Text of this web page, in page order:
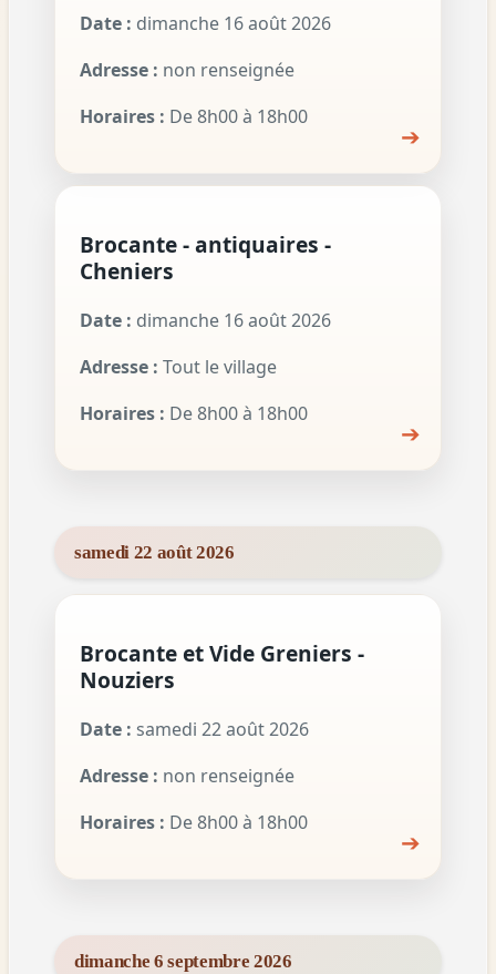
Date : dimanche 16 août 2026
Adresse : non renseignée
Horaires : De 8h00 à 18h00
➔
Brocante - antiquaires -
Cheniers
Date : dimanche 16 août 2026
Adresse : Tout le village
Horaires : De 8h00 à 18h00
➔
samedi 22 août 2026
Brocante et Vide Greniers -
Nouziers
Date : samedi 22 août 2026
Adresse : non renseignée
Horaires : De 8h00 à 18h00
➔
dimanche 6 septembre 2026